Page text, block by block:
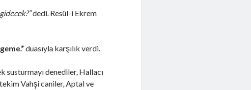
dedi. Resûl-i Ekrem
duasıyla karşılık verdi.
susturmayı denediler, Hallacı
Vahşi caniler, Aptal ve